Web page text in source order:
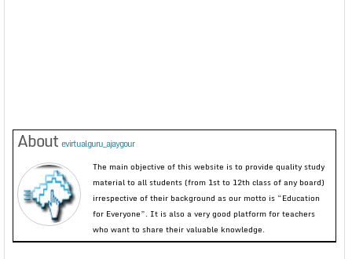
About evirtualguru_ajaygour
The main objective of this website is to provide quality study
material to all students (from 1st to 12th class of any board)
irrespective of their background as our motto is “Education
for Everyone”. It is also a very good platform for teachers
who want to share their valuable knowledge.